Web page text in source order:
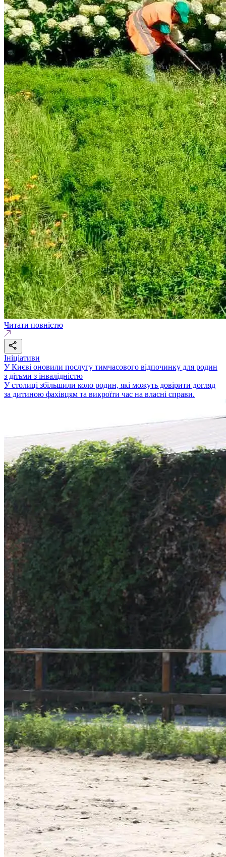
Читати повністю
Ініціативи
У Києві оновили послугу тимчасового відпочинку для родин
з дітьми з інвалідністю
У столиці збільшили коло родин, які можуть довірити догляд
за дитиною фахівцям та викроїти час на власні справи.